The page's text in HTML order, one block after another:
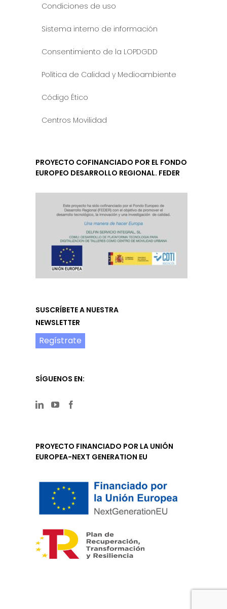
Condiciones de uso
Sistema interno de información
Consentimiento de la LOPDGDD
Política de Calidad y Medioambiente
Código Ético
Centros Movilidad
PROYECTO COFINANCIADO POR EL FONDO
EUROPEO DESARROLLO REGIONAL. FEDER
SUSCRÍBETE A NUESTRA
NEWSLETTER
Regístrate
SÍGUENOS EN:
PROYECTO FINANCIADO POR LA UNIÓN
EUROPEA-NEXT GENERATION EU